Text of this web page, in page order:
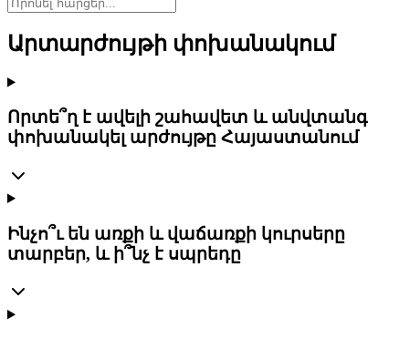
Արտարժույթի փոխանակում
Որտե՞ղ է ավելի շահավետ և անվտանգ
փոխանակել արժույթը Հայաստանում
Ինչո՞ւ են առքի և վաճառքի կուրսերը
տարբեր, և ի՞նչ է սպրեդը